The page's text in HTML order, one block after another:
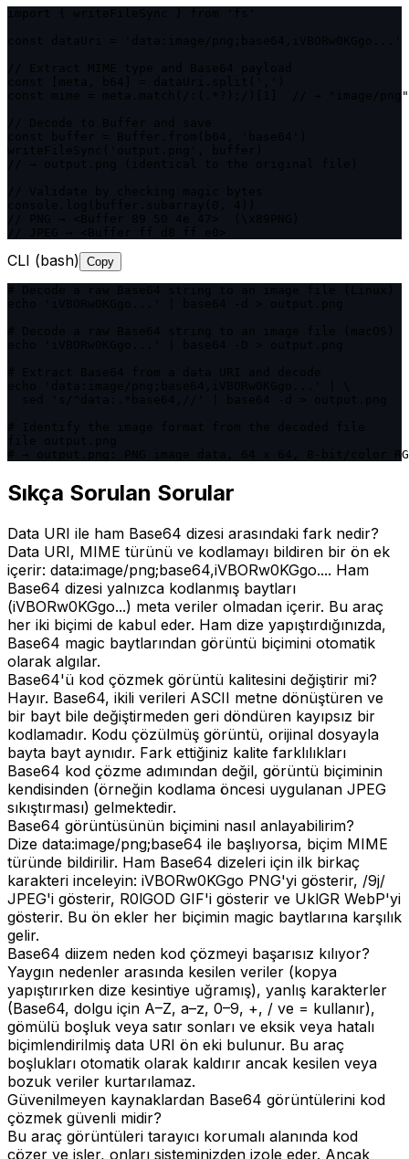
const mime = meta.match(/:(.*?);/)[1]  // → "image/png"
CLI (bash) Copy
# → output.png: PNG image data, 64 x 64, 8-bit/color
Sıkça Sorulan Sorular
Data URI ile ham Base64 dizesi arasındaki fark nedir?
Data URI, MIME türünü ve kodlamayı bildiren bir ön ek
içerir: data:image/png;base64,iVBORw0KGgo.... Ham
Base64 dizesi yalnızca kodlanmış baytları
(iVBORw0KGgo...) meta veriler olmadan içerir. Bu araç
her iki biçimi de kabul eder. Ham dize yapıştırdığınızda,
Base64 magic baytlarından görüntü biçimini otomatik
olarak algılar.
Base64'ü kod çözmek görüntü kalitesini değiştirir mi?
Hayır. Base64, ikili verileri ASCII metne dönüştüren ve
bir bayt bile değiştirmeden geri döndüren kayıpsız bir
kodlamadır. Kodu çözülmüş görüntü, orijinal dosyayla
bayta bayt aynıdır. Fark ettiğiniz kalite farklılıkları
Base64 kod çözme adımından değil, görüntü biçiminin
kendisinden (örneğin kodlama öncesi uygulanan JPEG
sıkıştırması) gelmektedir.
Base64 görüntüsünün biçimini nasıl anlayabilirim?
Dize data:image/png;base64 ile başlıyorsa, biçim MIME
türünde bildirilir. Ham Base64 dizeleri için ilk birkaç
karakteri inceleyin: iVBORw0KGgo PNG'yi gösterir, /9j/
JPEG'i gösterir, R0lGOD GIF'i gösterir ve UklGR WebP'yi
gösterir. Bu ön ekler her biçimin magic baytlarına karşılık
gelir.
Base64 diizem neden kod çözmeyi başarısız kılıyor?
Yaygın nedenler arasında kesilen veriler (kopya
yapıştırırken dize kesintiye uğramış), yanlış karakterler
(Base64, dolgu için A–Z, a–z, 0–9, +, / ve = kullanır),
gömülü boşluk veya satır sonları ve eksik veya hatalı
biçimlendirilmiş data URI ön eki bulunur. Bu araç
boşlukları otomatik olarak kaldırır ancak kesilen veya
bozuk veriler kurtarılamaz.
Güvenilmeyen kaynaklardan Base64 görüntülerini kod
çözmek güvenli midir?
Bu araç görüntüleri tarayıcı korumalı alanında kod
çözer ve işler, onları sisteminizden izole eder. Ancak